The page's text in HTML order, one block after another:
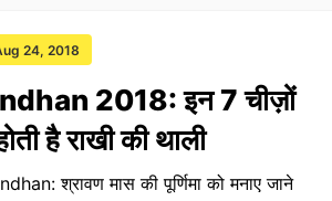
24, 2018
2018: इन 7 चीज़ों
है राखी की थाली
श्रावण मास की पूर्णिमा को मनाए जाने